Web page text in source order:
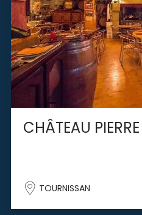
CHÂTEAU
TOURNISSAN